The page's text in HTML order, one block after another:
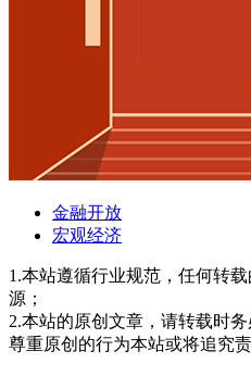
金融开放
宏观经济
1.本站遵循行业规范，任何转
源；
2.本站的原创文章，请转载时
尊重原创的行为本站或将追究责